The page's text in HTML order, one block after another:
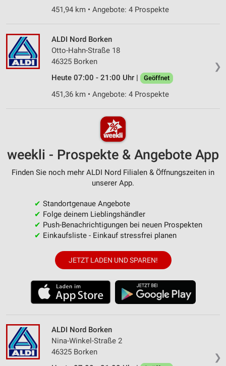
451,94 km • Angebote: 4 Prospekte
❯
ALDI Nord Borken
Otto-Hahn-Straße 18
46325 Borken
Heute 07:00 - 21:00 Uhr |
Geöffnet
451,36 km • Angebote: 4 Prospekte
weekli - Prospekte & Angebote App
Finden Sie noch mehr ALDI Nord Filialen & Öffnungszeiten in
unserer App.
✔ Standortgenaue Angebote
✔ Folge deinem Lieblingshändler
✔ Push-Benachrichtigungen bei neuen Prospekten
✔ Einkaufsliste - Einkauf stressfrei planen
JETZT LADEN UND SPAREN!
❯
ALDI Nord Borken
Nina-Winkel-Straße 2
46325 Borken